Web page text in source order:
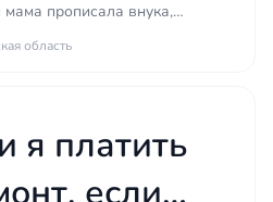
пакет документов
представление интересов
акта, в том числе через
продать
прописала внука,
Он совершеннолетний,
область
я платить